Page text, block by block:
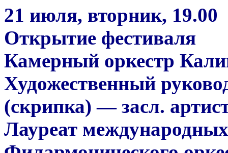
21 июля, вторник, 19.00
Открытие фестиваля
Камерный оркестр
Художественный
(скрипка) — засл.
Лауреат